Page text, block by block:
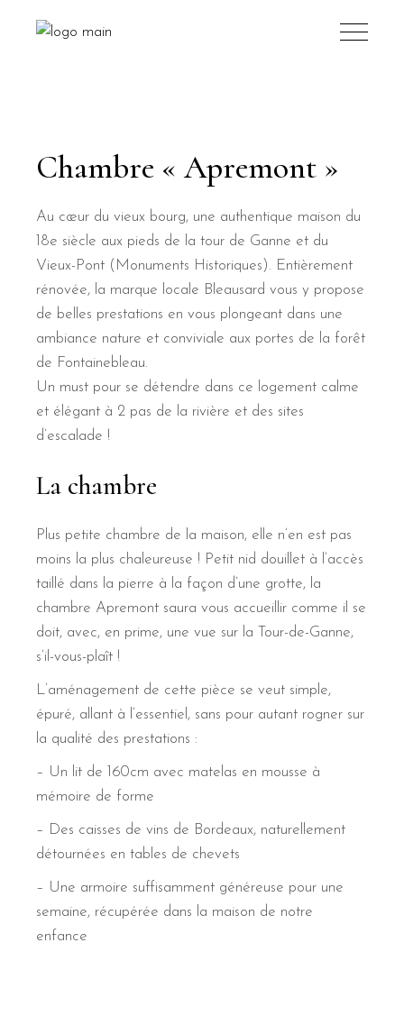
Chambre « Apremont »
Au cœur du vieux bourg, une authentique maison du
18e siècle aux pieds de la tour de Ganne et du
Vieux-Pont (Monuments Historiques). Entièrement
rénovée, la marque locale Bleausard vous y propose
de belles prestations en vous plongeant dans une
ambiance nature et conviviale aux portes de la forêt
de Fontainebleau.
Un must pour se détendre dans ce logement calme
et élégant à 2 pas de la rivière et des sites
d’escalade !
La chambre
Plus petite chambre de la maison, elle n’en est pas
moins la plus chaleureuse ! Petit nid douillet à l’accès
taillé dans la pierre à la façon d’une grotte, la
chambre Apremont saura vous accueillir comme il se
doit, avec, en prime, une vue sur la Tour-de-Ganne,
s’il-vous-plaît !
L’aménagement de cette pièce se veut simple,
épuré, allant à l’essentiel, sans pour autant rogner sur
la qualité des prestations :
– Un lit de 160cm avec matelas en mousse à
mémoire de forme
– Des caisses de vins de Bordeaux, naturellement
détournées en tables de chevets
– Une armoire suffisamment généreuse pour une
semaine, récupérée dans la maison de notre
enfance